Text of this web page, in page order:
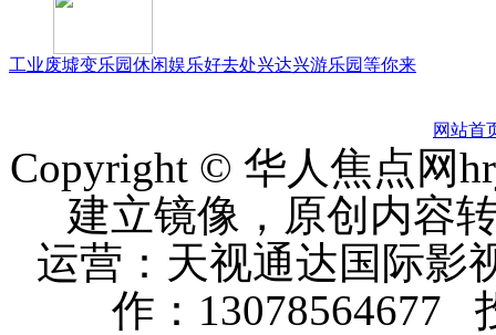
工业废墟变乐园休闲娱乐好去处兴达兴游乐园等你来
网站首
Copyright © 华人焦点网
建立镜像，原创内容
运营：天视通达国际
作：13078564677